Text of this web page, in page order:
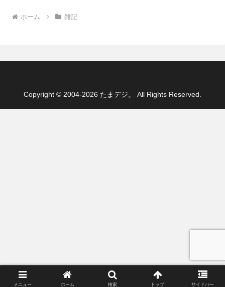
ホーム 雑記
Copyright © 2004-2026 たまデジ。 All Rights Reserved.
メニュー ホーム 検索 トップ サイドバー